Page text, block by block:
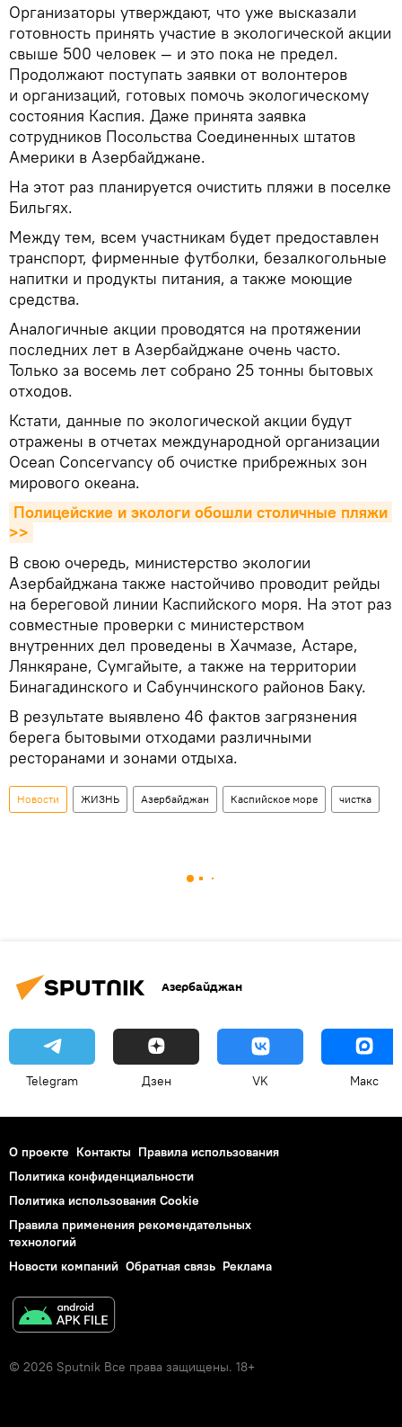
Организаторы утверждают, что уже высказали
готовность принять участие в экологической акции
свыше 500 человек — и это пока не предел.
Продолжают поступать заявки от волонтеров
и организаций, готовых помочь экологическому
состояния Каспия. Даже принята заявка
сотрудников Посольства Соединенных штатов
Америки в Азербайджане.
На этот раз планируется очистить пляжи в поселке
Бильгях.
Между тем, всем участникам будет предоставлен
транспорт, фирменные футболки, безалкогольные
напитки и продукты питания, а также моющие
средства.
Аналогичные акции проводятся на протяжении
последних лет в Азербайджане очень часто.
Только за восемь лет собрано 25 тонны бытовых
отходов.
Кстати, данные по экологической акции будут
отражены в отчетах международной организации
Ocean Concervancy об очистке прибрежных зон
мирового океана.
Полицейские и экологи обошли столичные пляжи
>>
В свою очередь, министерство экологии
Азербайджана также настойчиво проводит рейды
на береговой линии Каспийского моря. На этот раз
совместные проверки с министерством
внутренних дел проведены в Хачмазе, Астаре,
Лянкяране, Сумгайыте, а также на территории
Бинагадинского и Сабунчинского районов Баку.
В результате выявлено 46 фактов загрязнения
берега бытовыми отходами различными
ресторанами и зонами отдыха.
Новости ЖИЗНЬ Азербайджан Каспийское море чистка
Азербайджан
Telegram Дзен VK Макс
О проекте Контакты Правила использования
Политика конфиденциальности
Политика использования Cookie
Правила применения рекомендательных
технологий
Новости компаний Обратная связь Реклама
© 2026 Sputnik Все права защищены. 18+